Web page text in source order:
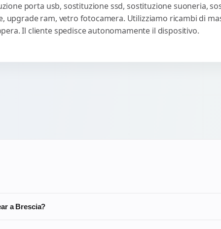
porta usb, sostituzione ssd, sostituzione suoneria,
upgrade ram, vetro fotocamera. Utilizziamo ricambi di
Il cliente spedisce autonomamente il dispositivo.
a Brescia?